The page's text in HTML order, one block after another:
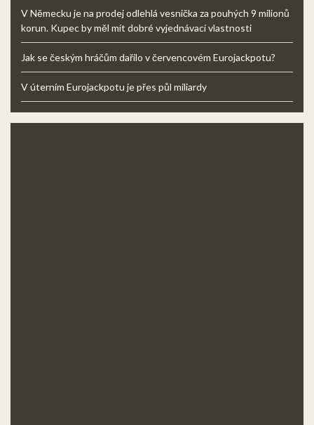
V Německu je na prodej odlehlá vesnička za pouhých 9 milionů
korun. Kupec by měl mít dobré vyjednávací vlastnosti
Jak se českým hráčům dařilo v červencovém Eurojackpotu?
V úterním Eurojackpotu je přes půl miliardy